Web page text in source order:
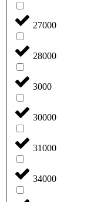
27000
28000
3000
30000
31000
34000